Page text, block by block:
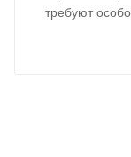
требуют